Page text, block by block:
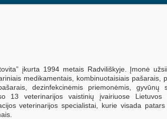
įkurta 1994 metais Radviliškyje. Įmonė
medikamentais, kombinuotaisiais
dezinfekcinėmis priemonėmis, gyvūnų
13 veterinarijos vaistinių įvairiuose
veterinarijos specialistai, kurie visada